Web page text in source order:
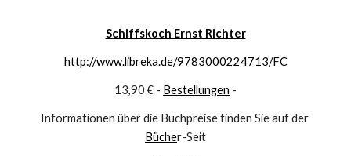
Schiffskoch Ernst Richter
http://www.libreka.de/9783000224713/FC
13,90 € - Bestellungen -
Informationen über die Buchpreise finden Sie auf der
Bücher-Seit